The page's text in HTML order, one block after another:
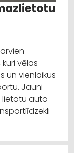
vēlas
un vienlaikus
Jauni
lietotu auto